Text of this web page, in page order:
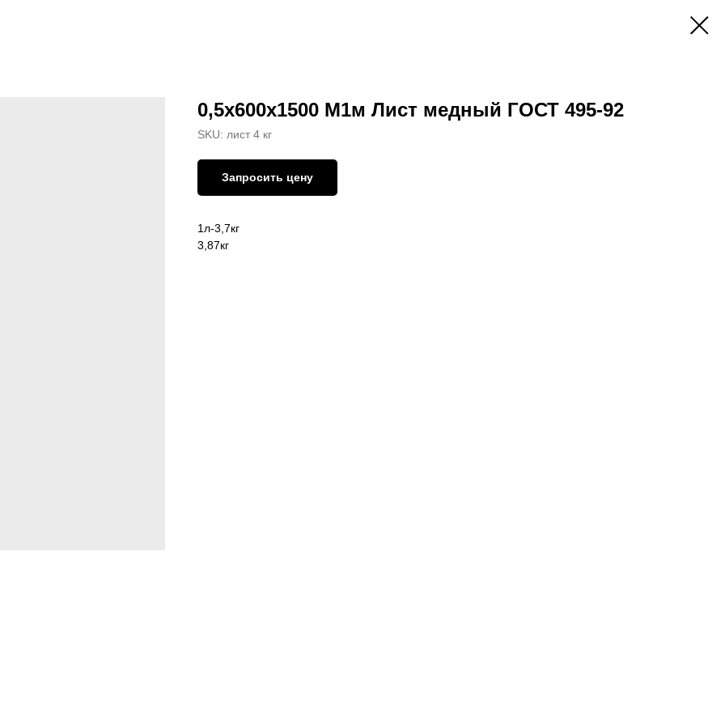
0,5х600х1500 М1м Лист медный ГОСТ 495-92
SKU: лист 4 кг
Запросить цену
1л-3,7кг
3,87кг